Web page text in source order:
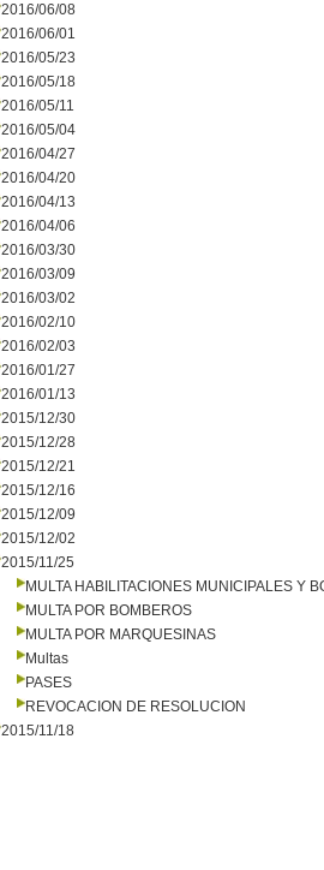
2016/06/08
2016/06/01
2016/05/23
2016/05/18
2016/05/11
2016/05/04
2016/04/27
2016/04/20
2016/04/13
2016/04/06
2016/03/30
2016/03/09
2016/03/02
2016/02/10
2016/02/03
2016/01/27
2016/01/13
2015/12/30
2015/12/28
2015/12/21
2015/12/16
2015/12/09
2015/12/02
2015/11/25
MULTA HABILITACIONES MUNICIPALES Y
MULTA POR BOMBEROS
MULTA POR MARQUESINAS
Multas
PASES
REVOCACION DE RESOLUCION
2015/11/18